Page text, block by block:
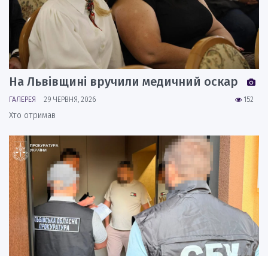
На Львівщині вручили медичний оскар
152
ГАЛЕРЕЯ 29 ЧЕРВНЯ, 2026
Хто отримав